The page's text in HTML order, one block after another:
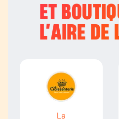
ET
L’AIRE DE
La